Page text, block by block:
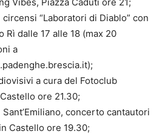
circensi “Laboratori di Diablo” con
Rì dalle 17 alle 18 (max 20
a
a cura del Fotoclub
ore 21.30;
Sant’Emiliano, concerto cantautori
Castello ore 19.30;